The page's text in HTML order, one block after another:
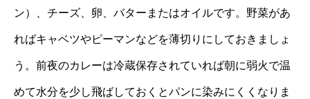
ン）、チーズ、卵、バターまたはオイルです。野菜があ
ればキャベツやピーマンなどを薄切りにしておきましょ
う。前夜のカレーは冷蔵保存されていれば朝に弱火で温
めて水分を少し飛ばしておくとパンに染みにくくなりま